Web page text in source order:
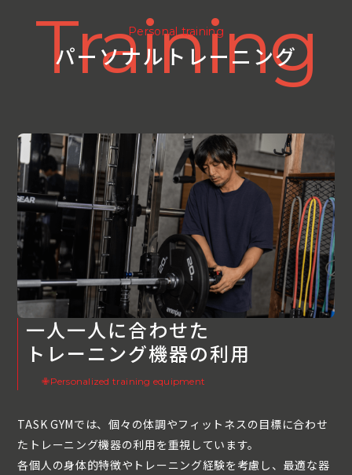
Training
Personal training
パーソナルトレーニング
一人一人に合わせた
トレーニング機器の利用
✙Personalized training equipment
TASK GYMでは、個々の体調やフィットネスの目標に合わせ
たトレーニング機器の利用を重視しています。
各個人の身体的特徴やトレーニング経験を考慮し、最適な器